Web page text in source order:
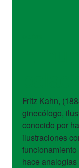
Fritz Kahn,
ginecólogo,
conocido por
ilustraciones
hace